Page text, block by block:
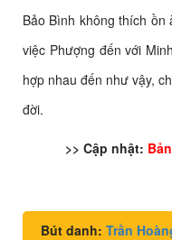
Bảo Bình không thích
việc Phượng đến với
hợp nhau đến như vậy,
đời.
>> Cập nhật:
Bút danh: Trần